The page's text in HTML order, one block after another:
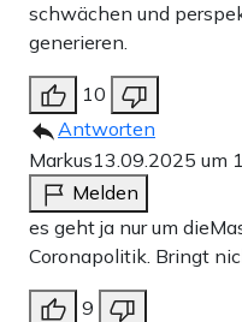
schwächen und
generieren.
10
Antworten
Markus13.09.2025 um
Melden
es geht ja nur um
Coronapolitik. Bringt
9